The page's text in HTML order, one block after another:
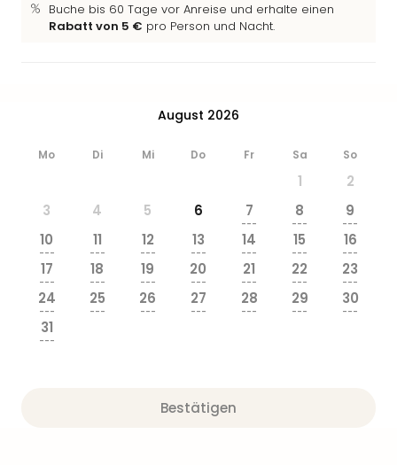
Buche bis 60 Tage vor Anreise und erhalte einen
Rabatt von 5 € pro Person und Nacht.
August 2026
Mo Di Mi Do Fr Sa So
1
2
3
4 5 6 7
---
8
---
9
---
10
---
11
---
12
---
13
---
14
---
15
---
16
---
17
---
18
---
19
---
20
---
21
---
22
---
23
---
24
---
25
---
26
---
27
---
28
---
29
---
30
---
31
---
Bestätigen